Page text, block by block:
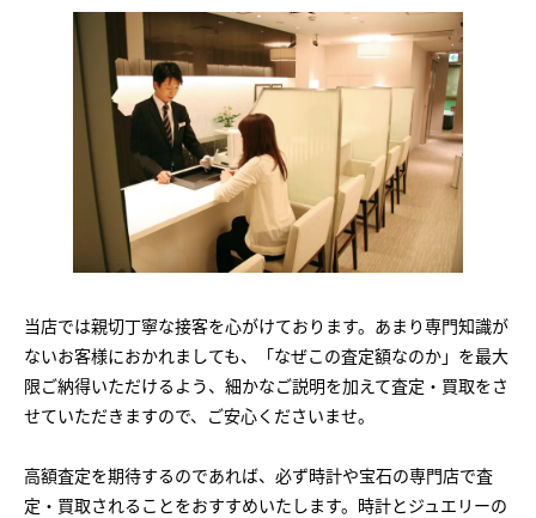
当店では親切丁寧な接客を心がけております。あまり専門知識が
ないお客様におかれましても、「なぜこの査定額なのか」を最大
限ご納得いただけるよう、細かなご説明を加えて査定・買取をさ
せていただきますので、ご安心くださいませ。
高額査定を期待するのであれば、必ず時計や宝石の専門店で査
定・買取されることをおすすめいたします。時計とジュエリーの